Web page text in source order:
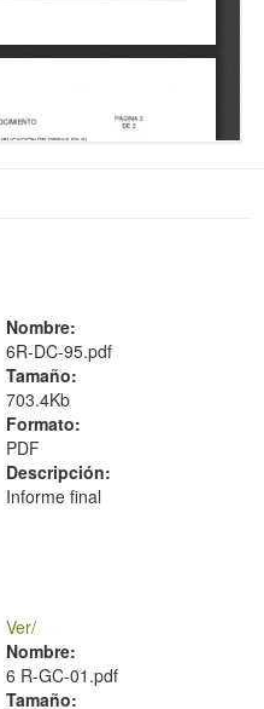
Nombre:
6R-DC-95.pdf
Tamaño:
703.4Kb
Formato:
PDF
Descripción:
Informe final
Ver/
Nombre:
6 R-GC-01.pdf
Tamaño: